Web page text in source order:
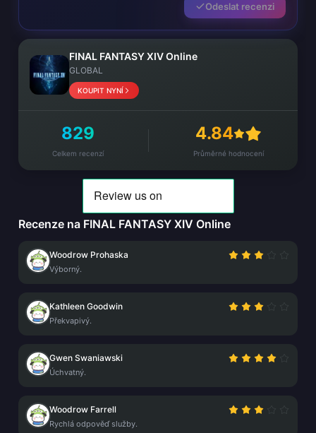
Odeslat recenzi
FINAL FANTASY XIV Online
GLOBAL
KOUPIT NYNÍ
829
Celkem recenzí
4.84
Průměrné hodnocení
Recenze na FINAL FANTASY XIV Online
Woodrow Prohaska
Výborný.
Kathleen Goodwin
Překvapivý.
Gwen Swaniawski
Úchvatný.
Woodrow Farrell
Rychlá odpověď služby.